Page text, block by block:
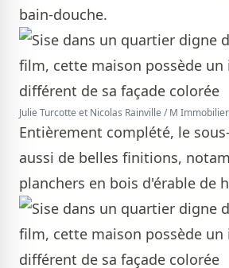
bain-douche.
Julie Turcotte et Nicolas Rainville / M Immobilier
Entièrement complété, le
aussi de belles finitions,
planchers en bois d'érable de